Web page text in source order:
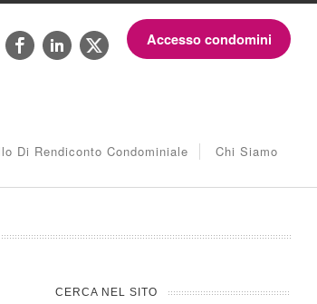
Accesso condomini
Di Rendiconto Condominiale Chi Siamo
CERCA NEL SITO